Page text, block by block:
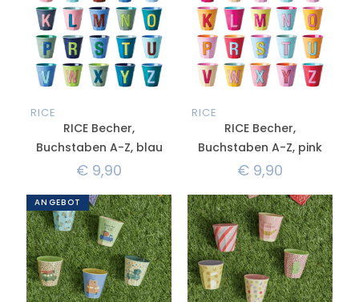
RICE
RICE Becher,
Buchstaben A-Z, blau
€ 9,90
RICE
RICE Becher,
Buchstaben A-Z, pink
€ 9,90
ANGEBOT